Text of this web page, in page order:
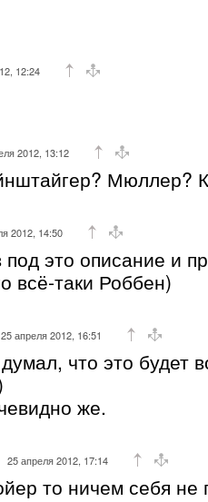
12:24
2012, 13:12
Мюллер?
2012, 14:50
под это описание и
всё-таки Роббен)
25 апреля 2012, 16:51
что это будет
же.
25 апреля 2012, 17:14
то ничем себя не